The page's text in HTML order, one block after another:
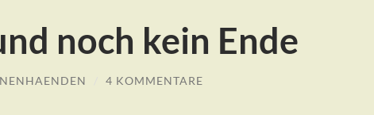
noch kein Ende
4 KOMMENTARE